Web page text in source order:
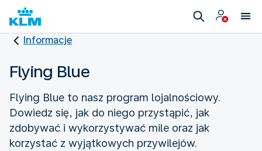
Informacje
Flying Blue
Flying Blue to nasz program lojalnościowy.
Dowiedz się, jak do niego przystąpić, jak
zdobywać i wykorzystywać mile oraz jak
korzystać z wyjątkowych przywilejów.